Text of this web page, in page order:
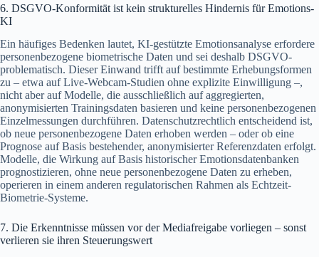
6. DSGVO-Konformität ist kein strukturelles Hindernis für Emotions-
KI
Ein häufiges Bedenken lautet, KI-gestützte Emotionsanalyse erfordere
personenbezogene biometrische Daten und sei deshalb DSGVO-
problematisch. Dieser Einwand trifft auf bestimmte Erhebungsformen
zu – etwa auf Live-Webcam-Studien ohne explizite Einwilligung –,
nicht aber auf Modelle, die ausschließlich auf aggregierten,
anonymisierten Trainingsdaten basieren und keine personenbezogenen
Einzelmessungen durchführen. Datenschutzrechtlich entscheidend ist,
ob neue personenbezogene Daten erhoben werden – oder ob eine
Prognose auf Basis bestehender, anonymisierter Referenzdaten erfolgt.
Modelle, die Wirkung auf Basis historischer Emotionsdatenbanken
prognostizieren, ohne neue personenbezogene Daten zu erheben,
operieren in einem anderen regulatorischen Rahmen als Echtzeit-
Biometrie-Systeme.
7. Die Erkenntnisse müssen vor der Mediafreigabe vorliegen – sonst
verlieren sie ihren Steuerungswert